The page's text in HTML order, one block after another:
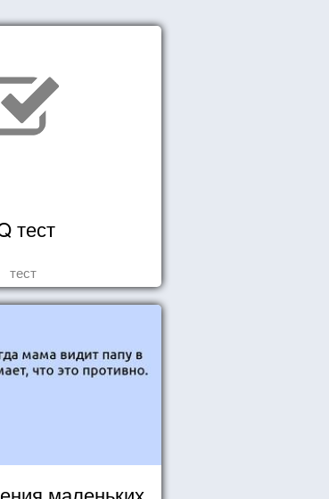
тест
тест